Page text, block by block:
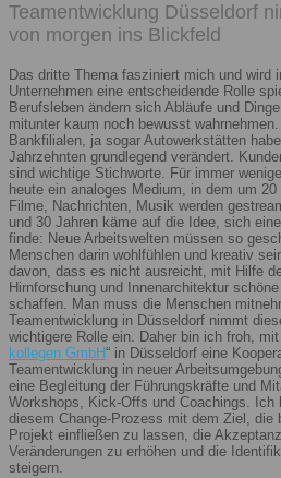
Teamentwicklung Düsseldorf
von morgen ins Blickfeld
Das dritte Thema fasziniert mich und wird
Unternehmen eine entscheidende Rolle
Berufsleben ändern sich Abläufe und
mitunter kaum noch bewusst
Bankfilialen, ja sogar Autowerkstätten
Jahrzehnten grundlegend verändert.
sind wichtige Stichworte. Für immer
heute ein analoges Medium, in dem um 20
Filme, Nachrichten, Musik werden
und 30 Jahren käme auf die Idee, sich
finde: Neue Arbeitswelten müssen so
Menschen darin wohlfühlen und kreativ
davon, dass es nicht ausreicht, mit Hilfe
Hirnforschung und Innenarchitektur
schaffen. Man muss die Menschen
Teamentwicklung in Düsseldorf nimmt
wichtigere Rolle ein. Daher bin ich froh,
kollegen GmbH“ in Düsseldorf eine
Teamentwicklung in neuer
eine Begleitung der Führungskräfte und
Workshops, Kick-Offs und Coachings. Ich
diesem Change-Prozess mit dem Ziel, die
Projekt einfließen zu lassen, die
Veränderungen zu erhöhen und die
steigern.